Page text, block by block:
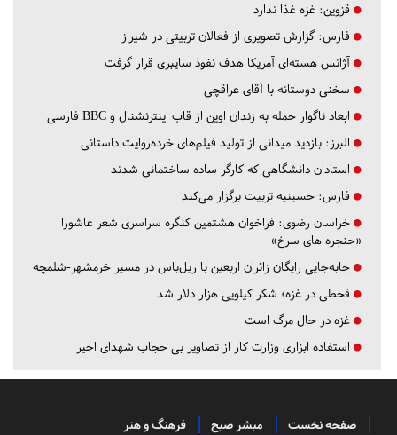
قزوین: غزه غذا ندارد
فارس: گزارش تصویری از فعالان تربیتی در شیراز
آژانس هسته‌ای آمریکا هدف نفوذ سایبری قرار گرفت
سخنی دوستانه با آقای عراقچی
ابعاد ناگوار حمله به زندان اوین از قاب اینترنشنال و BBC فارسی
البرز: بازدید میدانی از تولید فیلم‌های خرده‌روایت داستانی
استادان دانشگاهی که کارگر ساده ساختمانی شدند
فارس: حسینیه تربیت برگزار می‌کند
خراسان رضوی: فراخوان هشتمین کنگره سراسری شعر عاشورا
«حنجره های سرخ»
جابه‌جایی رایگان زائران اربعین با ریل‌باس در مسیر خرمشهر-شلمچه
قحطی در غزه؛ شکر کیلویی هزار دلار شد
غزه در حال مرگ است
استفاده ابزاری وزارت کار از تصاویر بی حجاب شهدای اخیر
صفحه نخست مبشر صبح فرهنگ و هنر